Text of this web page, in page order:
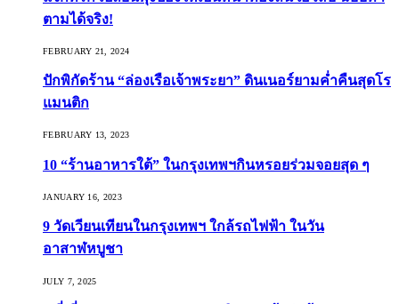
ตามได้จริง!
FEBRUARY 21, 2024
ปักพิกัดร้าน “ล่องเรือเจ้าพระยา” ดินเนอร์ยามค่ำคืนสุดโร
แมนติก
FEBRUARY 13, 2023
10 “ร้านอาหารใต้” ในกรุงเทพฯกินหรอยร่วมจอยสุด ๆ
JANUARY 16, 2023
9 วัดเวียนเทียนในกรุงเทพฯ ใกล้รถไฟฟ้า ในวัน
อาสาฬหบูชา
JULY 7, 2025